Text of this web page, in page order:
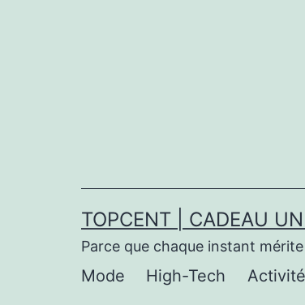
TOPCENT | CADEAU
Parce que chaque instant
Mode High-Tech